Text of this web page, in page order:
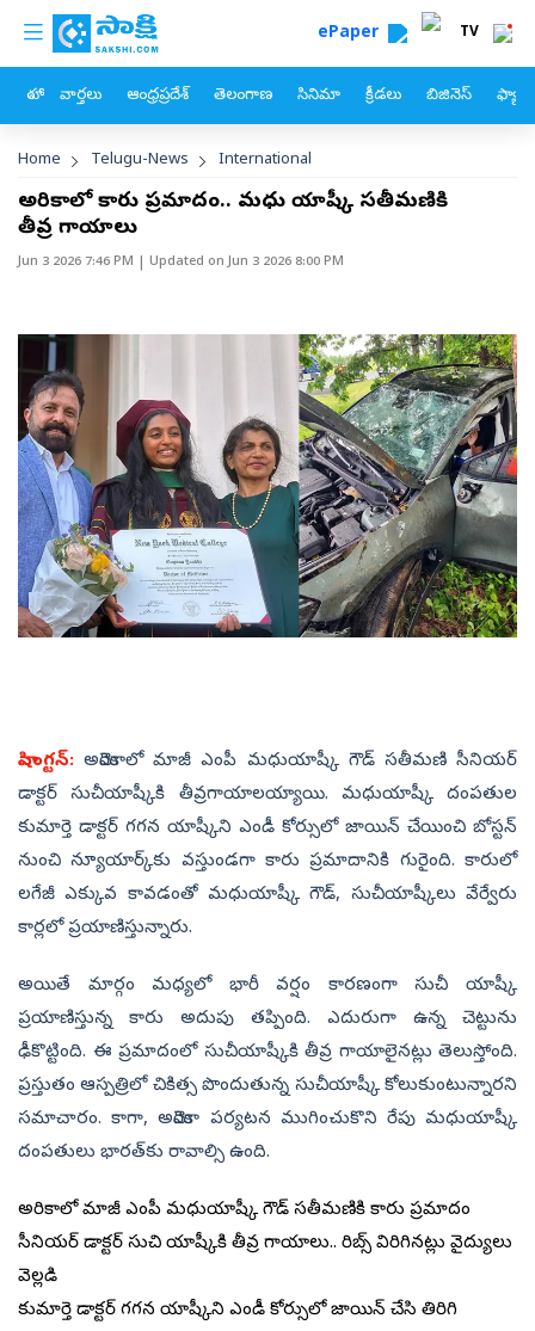
Skip to main content
custom menu ePaper TV
హోం వార్తలు ఆంధ్రప్రదేశ్ తెలంగాణ సినిమా క్రీడలు బిజినెస్
Breadcrumb
Home Telugu-News International
అమెరికాలో కారు ప్రమాదం.. మధు యాష్కీ సతీమణికి
తీవ్ర గాయాలు
Jun 3 2026 7:46 PM | Updated onJun 3 2026 8:00 PM
వాషింగ్టన్‌:అమెరికాలో మాజీ ఎంపీ మధుయాష్కీ గౌడ్‌ సతీమణి సీనియర్‌
డాక్టర్‌ సుచీయాష్కీకి తీవ్రగాయాలయ్యాయి. మధుయాష్కీ దంపతుల
కుమార్తె డాక్టర్‌ గగన యాష్కీని ఎండీ కోర్సులో జాయిన్‌ చేయించి బోస్టన్‌
నుంచి న్యూయార్క్‌కు వస్తుండగా కారు ప్రమాదానికి గురైంది. కారులో
లగేజీ ఎక్కువ కావడంతో మధుయాష్కీ గౌడ్‌, సుచీయాష్కీలు వేర్వేరు
కార్లలో ప్రయాణిస్తున్నారు.
అయితే మార్గం మధ్యలో భారీ వర్షం కారణంగా సుచీ యాష్కీ
ప్రయాణిస్తున్న కారు అదుపు తప్పింది. ఎదురుగా ఉన్న చెట్టును
ఢీకొట్టింది. ఈ ప్రమాదంలో సుచీయాష్కీకి తీవ్ర గాయాలైనట్లు తెలుస్తోంది.
ప్రస్తుతం ఆస్పత్రిలో చికిత్స పొందుతున్న సుచీయాష్కీ కోలుకుంటున్నారని
సమాచారం. కాగా, అమెరికా పర్యటన ముగించుకొని రేపు మధుయాష్కీ
దంపతులు భారత్‌కు రావాల్సి ఉంది.
అమెరికాలో మాజీ ఎంపీ మధుయాష్కీ గౌడ్ సతీమణికి కారు ప్రమాదం
సీనియర్ డాక్టర్ సుచి యాష్కీకి తీవ్ర గాయాలు.. రిబ్స్ విరిగినట్లు వైద్యులు
వెల్లడి
కుమార్తె డాక్టర్ గగన యాష్కీని ఎండీ కోర్సులో జాయిన్ చేసి తిరిగి